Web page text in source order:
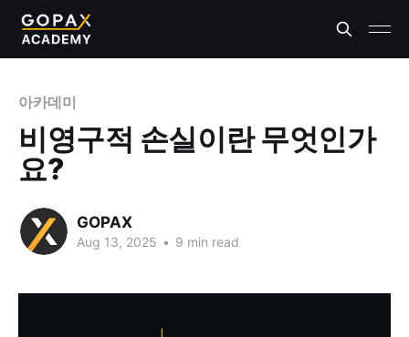
아카데미
비영구적 손실이란 무엇인가
요?
GOPAX
Aug 13, 2025 • 9 min read